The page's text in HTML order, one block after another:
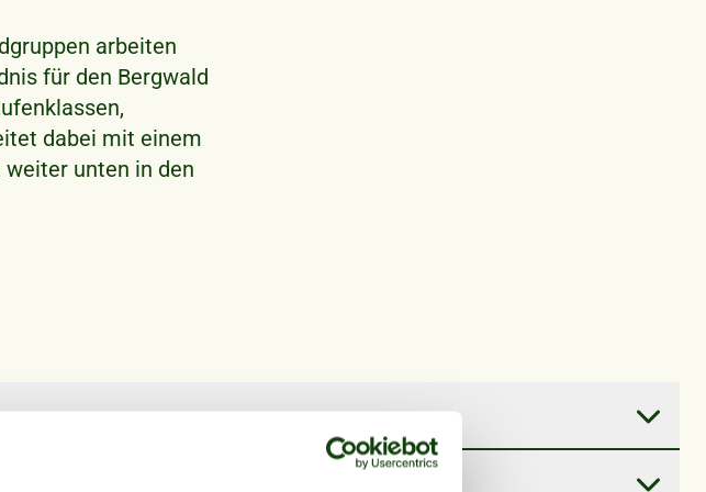
arbeiten
für den Bergwald
dabei mit einem
unten in den
der Regel von